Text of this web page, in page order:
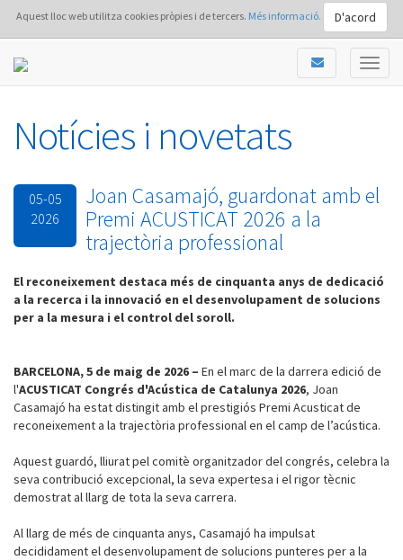
Aquest lloc web utilitza cookies pròpies i de tercers. Més informació. D'acord
Notícies i novetats
05-05
2026
Joan Casamajó, guardonat amb el
Premi ACUSTICAT 2026 a la
trajectòria professional
El reconeixement destaca més de cinquanta anys de dedicació
a la recerca i la innovació en el desenvolupament de solucions
per a la mesura i el control del soroll.
BARCELONA, 5 de maig de 2026 – En el marc de la darrera edició de
l'ACUSTICAT Congrés d'Acústica de Catalunya 2026, Joan
Casamajó ha estat distingit amb el prestigiós Premi Acusticat de
reconeixement a la trajectòria professional en el camp de l’acústica.
Aquest guardó, lliurat pel comitè organitzador del congrés, celebra la
seva contribució excepcional, la seva expertesa i el rigor tècnic
demostrat al llarg de tota la seva carrera.
Al llarg de més de cinquanta anys, Casamajó ha impulsat
decididament el desenvolupament de solucions punteres per a la